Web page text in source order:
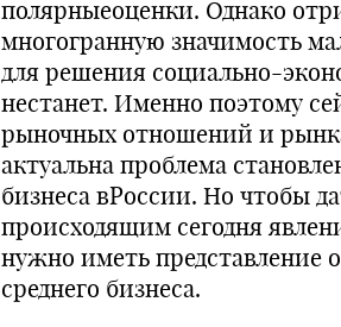
полярныеоценки. Однако
многогранную значимость
для решения социально-
нестанет. Именно поэтому
рыночных отношений и
актуальна проблема
бизнеса вРоссии. Но чтобы
происходящим сегодня
нужно иметь представление
среднего бизнеса.